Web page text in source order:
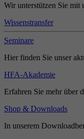
Wir unterstützen Sie mit
Wissenstransfer
Seminare
Hier finden Sie unser
HFA-Akademie
Erfahren Sie mehr über
Shop & Downloads
In unserem